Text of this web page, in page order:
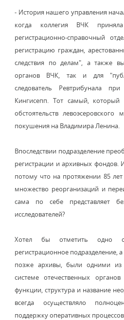
- История нашего управления
когда коллегия ВЧК
регистрационно-справочный
регистрацию граждан,
следствия по делам", а также
органов ВЧК, так и для
следователь Ревтрибунала
Кингисепп. Тот самый, который
обстоятельств
покушения на Владимира Ленина.
Впоследствии подразделение
регистрации и архивных фондов.
потому что на протяжении 85
множество реорганизаций и
сама по себе представляет
исследователей?
Хотел бы отметить одно
регистрационное подразделение,
позже архивы, были одними из
системе отечественных
функции, структура и название
всегда осуществляло
поддержку оперативных